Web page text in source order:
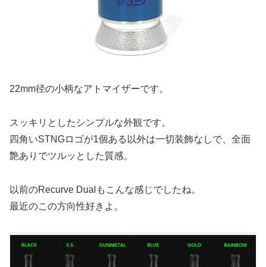
22mm径の小柄なアトマイザーです。
スッキリとしたシンプルな外観です。
四角いSTNGロゴが1個ある以外は一切装飾なしで、全面
艶ありでツルッとした質感。
以前のRecurve Dualもこんな感じでしたね。
最近のこの方向性好きよ。